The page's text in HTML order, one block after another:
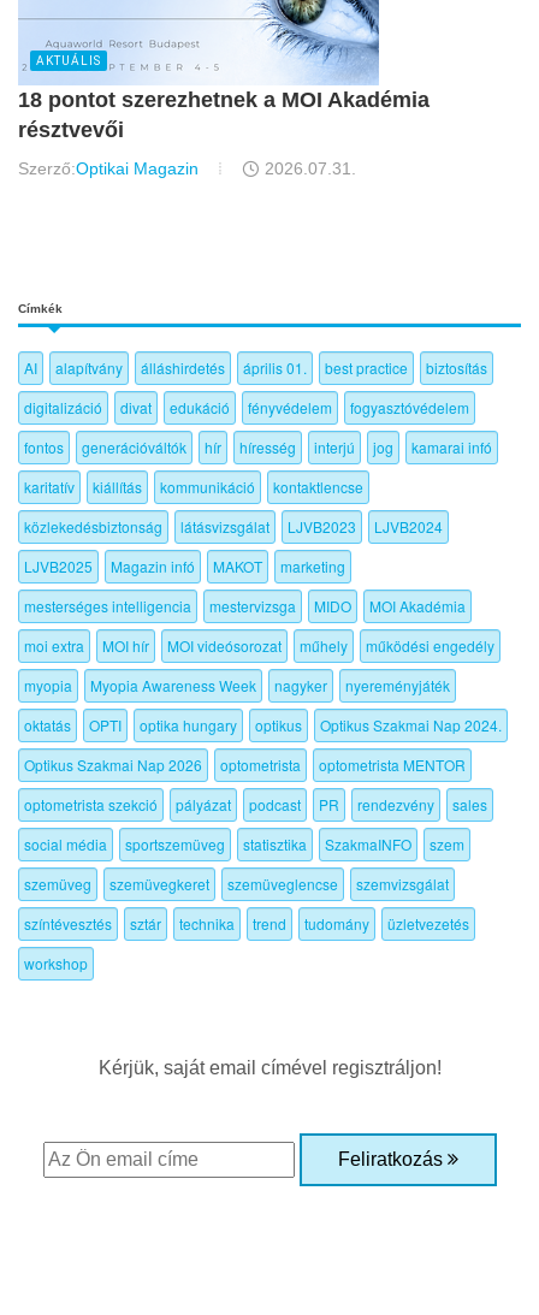
AKTUÁLIS
18 pontot szerezhetnek a MOI Akadémia
résztvevői
Szerző:Optikai Magazin 2026.07.31.
Címkék
AI alapítvány álláshirdetés április 01. best practice
biztosítás
digitalizáció
divat edukáció fényvédelem
fogyasztóvédelem
fontos
generációváltók hír híresség interjú jog
kamarai infó
karitatív
kiállítás kommunikáció
kontaktlencse
közlekedésbiztonság
látásvizsgálat LJVB2023
LJVB2024
LJVB2025
Magazin infó MAKOT
marketing
mesterséges intelligencia
mestervizsga MIDO
MOI Akadémia
moi extra
MOI hír MOI videósorozat műhely
működési engedély
myopia
Myopia Awareness Week nagyker
nyereményjáték
oktatás
OPTI optika hungary optikus
Optikus Szakmai Nap 2024.
Optikus Szakmai Nap 2026
optometrista
optometrista MENTOR
optometrista szekció
pályázat podcast PR rendezvény
sales
social média
sportszemüveg statisztika SzakmaINFO
szem
szemüveg
szemüvegkeret szemüveglencse
szemvizsgálat
színtévesztés
sztár technika trend tudomány
üzletvezetés
workshop
Kérjük, saját email címével regisztráljon!
Feliratkozás